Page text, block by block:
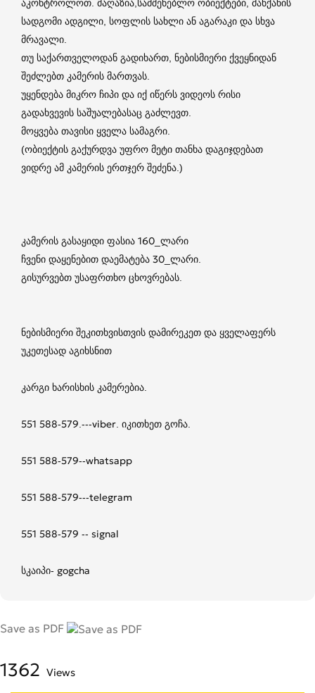
აკონტროლოთ. მაღაზია,სამშენებლო ობიექტები, მანქანის
სადგომი ადგილი, სოფლის სახლი ან აგარაკი და სხვა
მრავალი.
თუ საქართველოდან გადიხართ, ნებისმიერი ქვეყნიდან
შეძლებთ კამერის მართვას.
უყენდება მიკრო ჩიპი და იქ იწერს ვიდეოს რისი
გადახვევის საშუალებასაც გაძლევთ.
მოყვება თავისი ყველა სამაგრი.
(ობიექტის გაქურდვა უფრო მეტი თანხა დაგიჯდებათ
ვიდრე ამ კამერის ერთჯერ შეძენა.)
კამერის გასაყიდი ფასია 160_ლარი
ჩვენი დაყენებით დაემატება 30_ლარი.
გისურვებთ უსაფრთხო ცხოვრებას.
ნებისმიერი შეკითხვისთვის დამირეკეთ და ყველაფერს
უკეთესად აგიხსნით
კარგი ხარისხის კამერებია.
551 588-579.---viber. იკითხეთ გოჩა.
551 588-579--whatsapp
551 588-579---telegram
551 588-579 -- signal
სკაიპი- gogcha
Save as PDF
1362 Views